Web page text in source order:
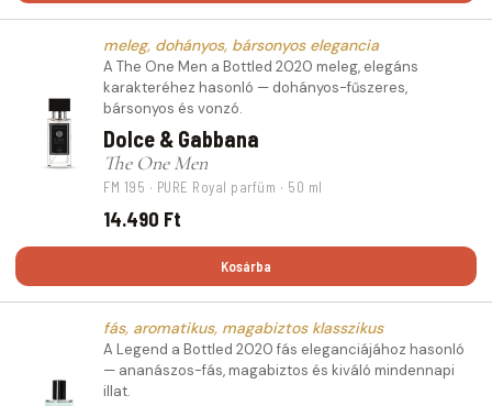
meleg, dohányos, bársonyos elegancia
A The One Men a Bottled 2020 meleg, elegáns
karakteréhez hasonló — dohányos-fűszeres,
bársonyos és vonzó.
Dolce & Gabbana
The One Men
FM 195 · PURE Royal parfüm · 50 ml
14.490 Ft
Kosárba
fás, aromatikus, magabiztos klasszikus
A Legend a Bottled 2020 fás eleganciájához hasonló
— ananászos-fás, magabiztos és kiváló mindennapi
illat.